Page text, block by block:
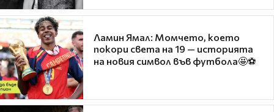
Ламин Ямал: Момчето, което
покори света на 19 — историята
на новия символ във футбола🤩⚽